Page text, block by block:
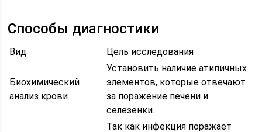
Способы диагностики
Вид Цель исследования
Биохимический
анализ крови
Установить наличие атипичных
элементов, которые отвечают
за поражение печени и
селезенки.
Так как инфекция поражает